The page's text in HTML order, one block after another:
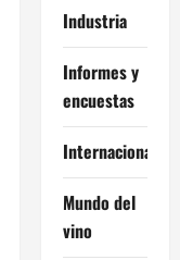
Industria
Informes y
encuestas
Internacional
Mundo del
vino